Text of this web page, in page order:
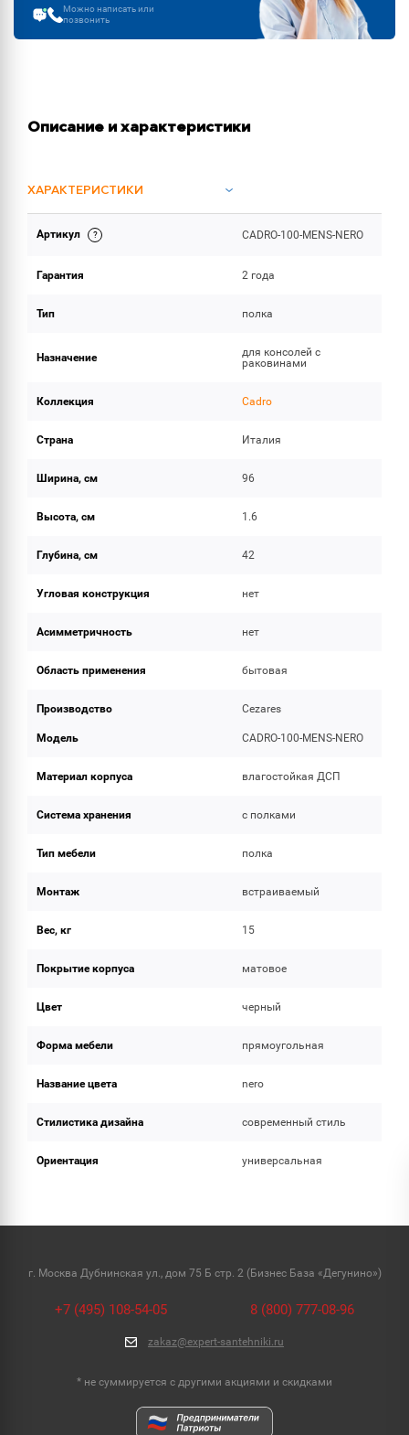
Можно написать или
позвонить
Описание и характеристики
ХАРАКТЕРИСТИКИ
ОБЪЕМ ПОСТАВКИ
Артикул CADRO-100-MENS-NERO
Гарантия 2 года
Тип полка
Назначение
для консолей с
раковинами
Коллекция Cadro
Страна Италия
Ширина, см 96
Высота, см 1.6
Глубина, см 42
Угловая конструкция нет
Асимметричность нет
Область применения бытовая
Производство Cezares
Модель CADRO-100-MENS-NERO
Материал корпуса влагостойкая ДСП
Система хранения с полками
Тип мебели полка
Монтаж встраиваемый
Вес, кг 15
Покрытие корпуса матовое
Цвет черный
Форма мебели прямоугольная
Название цвета nero
Стилистика дизайна современный стиль
Ориентация универсальная
г. Москва Дубнинская ул., дом 75 Б стр. 2 (Бизнес База «Дегунино»)
+7 (495) 108-54-05 8 (800) 777-08-96
zakaz@expert-santehniki.ru
* не суммируется с другими акциями и скидками